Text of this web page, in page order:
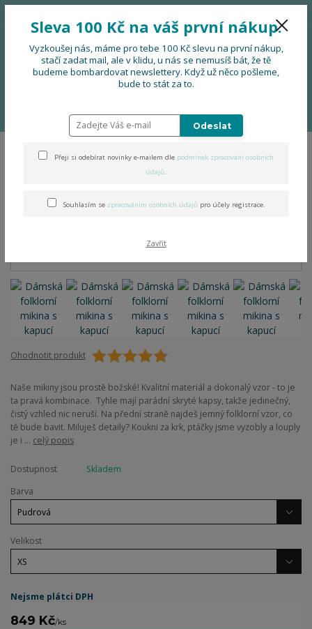
Menu
0 Kč
folklorní mikina s kapucí
Dámská folklorní mikina s
kapucí
Ohodnotit produkt
Naše mikiny jsou prostě božské! Kvalitní materiál a dokonalý vzor - to je
ta pravá kombinace. Tyhle mají parádní skryté kapsy, takže jedinečný,
čistý vzhled nic neruší. Na přední straně najdeš jemný folklorní vzor, co
tě bude bavit. Miluješ detaily? Koukni za krk, ptáčky jsme vyzobly a louply
je i ... celý popis
Dostupnost
Skladem
Barva
Velikost
Nejsme plátci DPH
849 Kč/ks
Sleva 100 Kč na váš první nákup.
Vyzkoušej nás, máme pro tebe 100 Kč slevu na první nákup,
stačí zadat mail, ale v klidu, u nás se nemusíš bát, že tě
budeme bombardovat newslettery. Když už něco pošleme,
bude to stát za to.
Odeslat
Přeji si odebírat novinky e-mailem dle podmínek zpracování osobních
údajů.
Souhlasím se zpracováním osobních údajů pro účely registrace.
Zavřít